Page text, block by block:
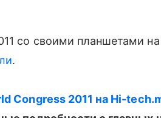
со своими планшетами
.
Congress 2011 на Hi-